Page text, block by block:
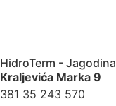
HidroTerm - Jagodina
Kraljevića Marka 9
381 35 243 570